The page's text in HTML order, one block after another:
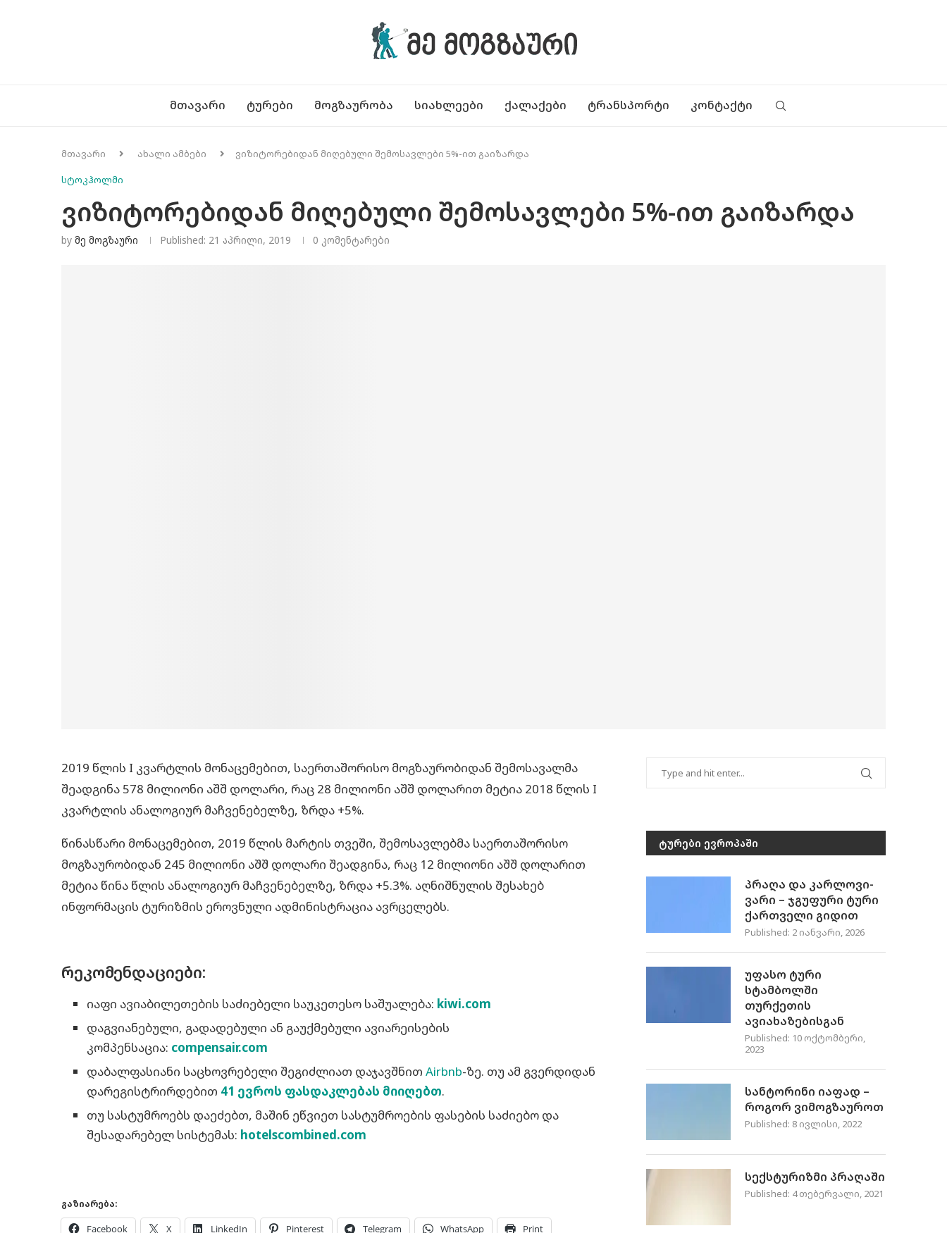
ᲛᲗᲐᲕᲐᲠᲘ ᲢᲣᲠᲔᲑᲘ ᲛᲝᲒᲖᲐᲣᲠᲝᲑᲐ ᲡᲘᲐᲮᲚᲔᲔᲑᲘ ᲥᲐᲚᲐᲥᲔᲑᲘ ᲢᲠᲐᲜᲡᲞᲝᲠᲢᲘ ᲙᲝᲜᲢᲐᲥᲢᲘ
მთავარი ახალი ამბები ვიზიტორებიდან მიღებული შემოსავლები 5%-ით გაიზარდა
სტოკჰოლმი
ვიზიტორებიდან მიღებული შემოსავლები 5%-ით გაიზარდა
by Მე Მოგზაური Published: 21 აპრილი, 2019 0 კომენტარები
2019 წლის I კვარტლის მონაცემებით, საერთაშორისო მოგზაურობიდან შემოსავალმა
შეადგინა 578 მილიონი აშშ დოლარი, რაც 28 მილიონი აშშ დოლარით მეტია 2018 წლის I
კვარტლის ანალოგიურ მაჩვენებელზე, ზრდა +5%.
წინასწარი მონაცემებით, 2019 წლის მარტის თვეში, შემოსავლებმა საერთაშორისო
მოგზაურობიდან 245 მილიონი აშშ დოლარი შეადგინა, რაც 12 მილიონი აშშ დოლარით
მეტია წინა წლის ანალოგიურ მაჩვენებელზე, ზრდა +5.3%. აღნიშნულის შესახებ
ინფორმაცის ტურიზმის ეროვნული ადმინისტრაცია ავრცელებს.
რეკომენდაციები:
იაფი ავიაბილეთების საძიებელი საუკეთესო საშუალება: kiwi.com
დაგვიანებული, გადადებული ან გაუქმებული ავიარეისების
კომპენსაცია: compensair.com
დაბალფასიანი საცხოვრებელი შეგიძლიათ დაჯავშნით Airbnb-ზე. თუ ამ გვერდიდან
დარეგისტრირდებით 41 ევროს ფასდაკლებას მიიღებთ.
თუ სასტუმროებს დაეძებთ, მაშინ ეწვიეთ სასტუმროების ფასების საძიებო და
შესადარებელ სისტემას: hotelscombined.com
გაზიარება:
Facebook X LinkedIn Pinterest Telegram WhatsApp Print
ᲢᲣᲠᲔᲑᲘ ᲔᲕᲠᲝᲞᲐᲨᲘ
პრაღა და კარლოვი-
ვარი – ჯგუფური ტური
ქართველი გიდით
Published: 2 იანვარი, 2026
უფასო ტური
სტამბოლში
თურქეთის
ავიახაზებისგან
Published: 10 ოქტომბერი,
2023
სანტორინი იაფად –
როგორ ვიმოგზაუროთ
Published: 8 ივლისი, 2022
სექსტურიზმი პრაღაში
Published: 4 თებერვალი, 2021